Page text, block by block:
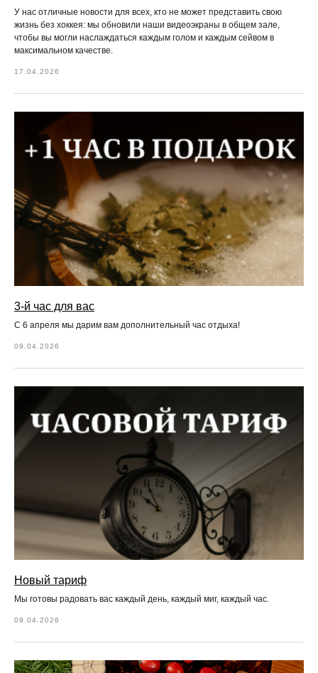
У нас отличные новости для всех, кто не может представить свою
жизнь без хоккея: мы обновили наши видеоэкраны в общем зале,
чтобы вы могли наслаждаться каждым голом и каждым сейвом в
максимальном качестве.
17.04.2026
3-й час для вас
С 6 апреля мы дарим вам дополнительный час отдыха!
09.04.2026
Новый тариф
Мы готовы радовать вас каждый день, каждый миг, каждый час.
09.04.2026